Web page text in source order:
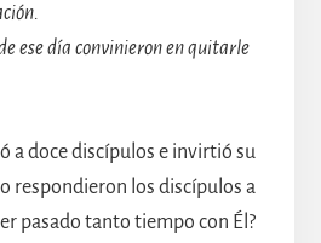
ese día convinieron en quitarle
a doce discípulos e invirtió su
respondieron los discípulos a
pasado tanto tiempo con Él?